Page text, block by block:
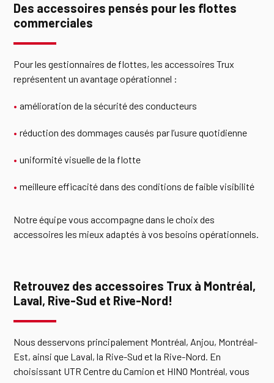
Des accessoires pensés pour les flottes
commerciales
Pour les gestionnaires de flottes, les accessoires Trux
représentent un avantage opérationnel :
amélioration de la sécurité des conducteurs
réduction des dommages causés par l’usure quotidienne
uniformité visuelle de la flotte
meilleure efficacité dans des conditions de faible visibilité
Notre équipe vous accompagne dans le choix des
accessoires les mieux adaptés à vos besoins opérationnels.
Retrouvez des accessoires Trux à Montréal,
Laval, Rive-Sud et Rive-Nord!
Nous desservons principalement Montréal, Anjou, Montréal-
Est, ainsi que Laval, la Rive-Sud et la Rive-Nord. En
choisissant UTR Centre du Camion et HINO Montréal, vous